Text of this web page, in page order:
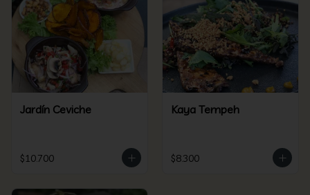
Jardín Ceviche
$10.700
Kaya Tempeh
$8.300